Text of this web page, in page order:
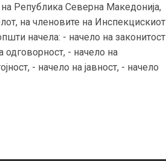
Република Северна Македонија,
на членовите на Инспекцискиот
начела: - начело на законитост
одговорност, - начело на
- начело на јавност, - начело